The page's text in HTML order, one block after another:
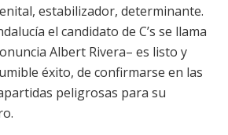
estabilizador, determinante.
el candidato de C’s se llama
Albert Rivera– es listo y
éxito, de confirmarse en las
peligrosas para su